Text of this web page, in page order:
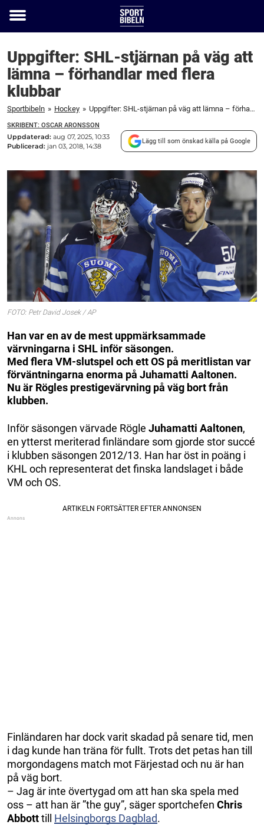
Toggle
Uppgifter: SHL-stjärnan på väg att
lämna – förhandlar med flera
klubbar
Sportbibeln » Hockey » Uppgifter: SHL-stjärnan på väg att lämna – förhandlar med flera klubbar
SKRIBENT: OSCAR ARONSSON
Uppdaterad: aug 07, 2025, 10:33
Publicerad: jan 03, 2018, 14:38
Lägg till som önskad källa på Google
FOTO: Petr David Josek / AP
Han var en av de mest uppmärksammade
värvningarna i SHL inför säsongen.
Med flera VM-slutspel och ett OS på meritlistan var
förväntningarna enorma på Juhamatti Aaltonen.
Nu är Rögles prestigevärvning på väg bort från
klubben.
Inför säsongen värvade Rögle Juhamatti Aaltonen,
en ytterst meriterad finländare som gjorde stor succé
i klubben säsongen 2012/13. Han har öst in poäng i
KHL och representerat det finska landslaget i både
VM och OS.
Finländaren har dock varit skadad på senare tid, men
i dag kunde han träna för fullt. Trots det petas han till
morgondagens match mot Färjestad och nu är han
på väg bort.
– Jag är inte övertygad om att han ska spela med
oss – att han är ”the guy”, säger sportchefen Chris
Abbotttill Helsingborgs Dagblad.